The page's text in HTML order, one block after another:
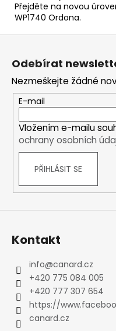
Přejděte na novou
WP1740 Ordona.
Z
Odebírat
Nezmeškejte žádné
E-mail
Vložením e-mailu
ochrany osobních
PŘIHLÁSIT SE
Kontakt
info@canard.cz
+420 775 084 005
+420 777 307 654
https://
canard.cz